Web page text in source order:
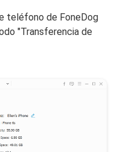
teléfono de FoneDog
"Transferencia de